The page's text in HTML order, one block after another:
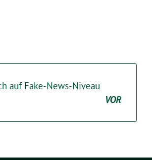
auf Fake-News-Niveau
VOR